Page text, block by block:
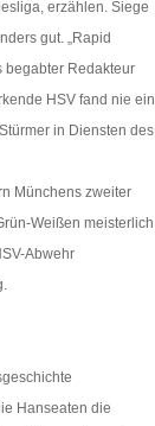
erzählen. Siege
gut. „Rapid
begabter Redakteur
HSV fand nie ein
in Diensten des
Münchens zweiter
Weißen meisterlich
Abwehr
Hanseaten die